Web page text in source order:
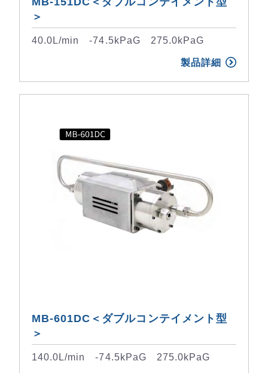
＞
40.0L/min -74.5kPaG 275.0kPaG
製品詳細
MB-601DC＜ダブルコンテイメント型
＞
140.0L/min -74.5kPaG 275.0kPaG